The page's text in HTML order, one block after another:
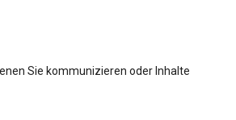
Sie kommunizieren oder Inhalte